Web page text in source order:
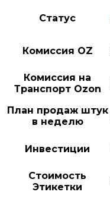
Статус
Комиссия OZ
Комиссия на
Транспорт Ozon
План продаж штук
в неделю
Инвестиции
Стоимость
Этикетки